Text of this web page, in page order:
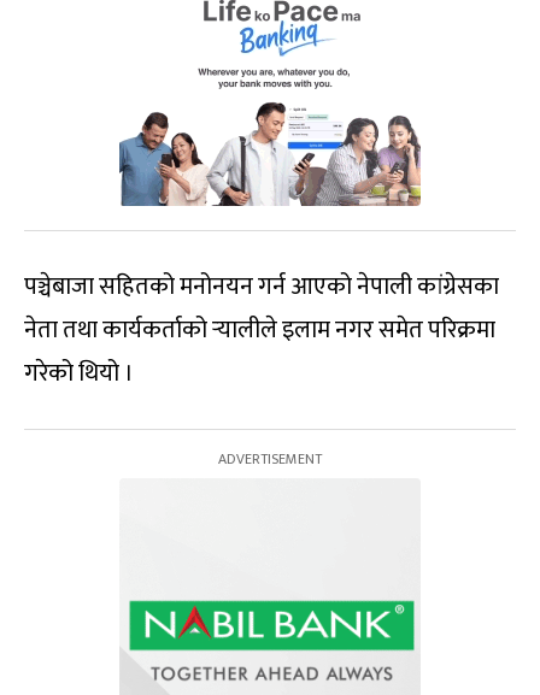
पञ्चेबाजा सहितको मनोनयन गर्न आएको नेपाली कांग्रेसका
नेता तथा कार्यकर्ताको र्‍यालीले इलाम नगर समेत परिक्रमा
गरेको थियो ।